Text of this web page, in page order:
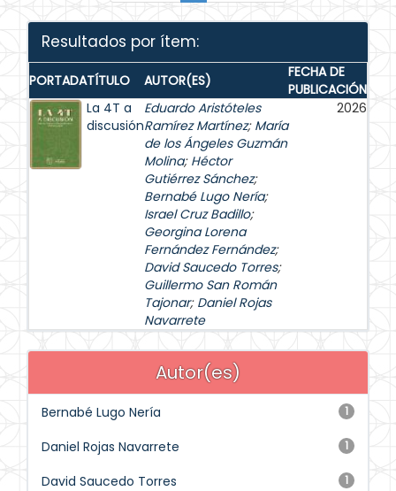
Resultados por ítem:
PORTADATÍTULO AUTOR(ES)
FECHA DE
PUBLICACIÓN
La 4T a
discusión
Eduardo Aristóteles
Ramírez Martínez; María
de los Ángeles Guzmán
Molina; Héctor
Gutiérrez Sánchez;
Bernabé Lugo Nería;
Israel Cruz Badillo;
Georgina Lorena
Fernández Fernández;
David Saucedo Torres;
Guillermo San Román
Tajonar; Daniel Rojas
Navarrete
2026
Autor(es)
1
Bernabé Lugo Nería
1
Daniel Rojas Navarrete
1
David Saucedo Torres